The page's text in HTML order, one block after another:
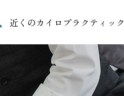
近くのカイロプラクティッ